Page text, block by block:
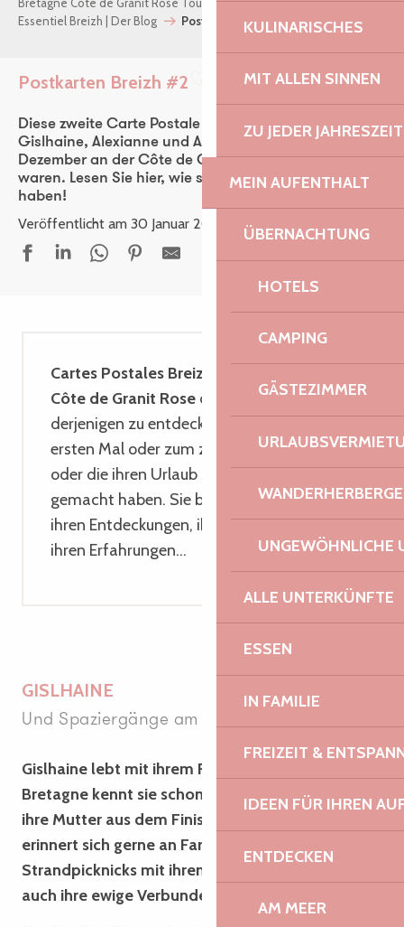
KULINARISCHES
MIT ALLEN SINNEN
ZU JEDER JAHRESZEIT
MEIN AUFENTHALT
ÜBERNACHTUNG
HOTELS
CAMPING
GÄSTEZIMMER
UNGEWÖHNLICHE
ALLE UNTERKÜNFTE
ESSEN
IN FAMILIE
FREIZEIT &
IDEEN FÜR IHREN
ENTDECKEN
AM MEER
Bretagne Côte de Granit Rose Tourismus
Essentiel Breizh | Der Blog
Postkarten Breizh #2
Postkarten Breizh #2
Diese zweite Carte Postale Breizh führt uns zu
Gislhaine, Alexianne und Aurélie, die alle im
Dezember an der Côte de Granit Rose zu Gast
waren. Lesen Sie hier, wie sie ihren Urlaub verbracht
haben!
Veröffentlicht am 30 Januar 2024
Cartes Postales Breizh
Côte de Granit Rose durch die Augen
derjenigen zu entdecken, die sie zum
ersten Mal oder zum zweiten Mal besuchen
oder die ihren Urlaub zu einer Tradition
gemacht haben. Sie berichten uns von
ihren Entdeckungen, ihren Favoriten und
ihren Erfahrungen…
GISLHAINE
und Spaziergänge am Meer
Gislhaine lebt mit ihrem Freund in Paris, aber die
Bretagne kennt sie schon seit ihrer Kindheit, da
ihre Mutter aus dem Finistère stammte. Sie
erinnert sich gerne an Familienfeste und
Strandpicknicks mit ihren Cousins. Daher rührt
auch ihre ewige Verbundenheit mit der Bretagne.